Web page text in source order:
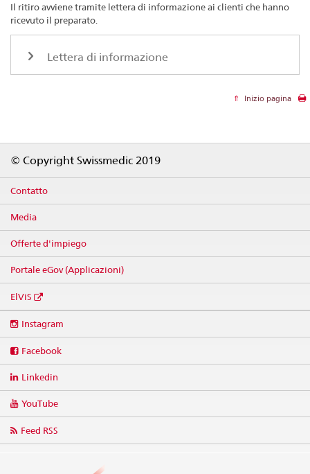
Il ritiro avviene tramite lettera di informazione ai clienti che hanno
ricevuto il preparato.
Lettera di informazione
Inizio pagina
© Copyright Swissmedic 2019
Contatto
Media
Offerte d'impiego
Portale eGov (Applicazioni)
ElViS
media
Instagram
Facebook
Linkedin
YouTube
Feed RSS